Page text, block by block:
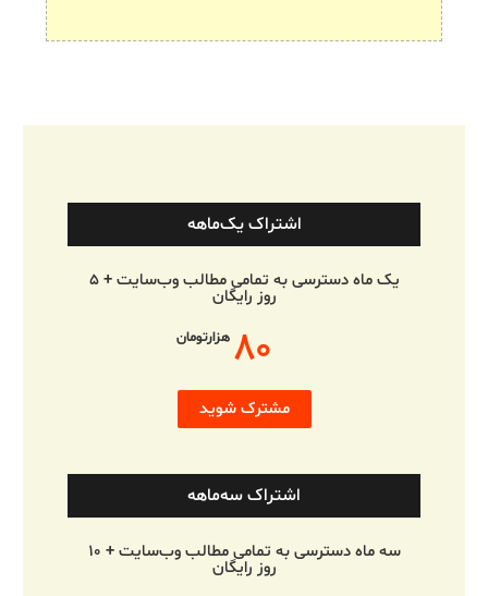
اشتراک یک‌ماهه
یک ماه دسترسی به تمامی مطالب وب‌سایت + ۵
روز رایگان
۸۰ هزارتومان
مشترک شوید
اشتراک سه‌ماهه
سه ماه دسترسی به تمامی مطالب وب‌سایت + ۱۰
روز رایگان